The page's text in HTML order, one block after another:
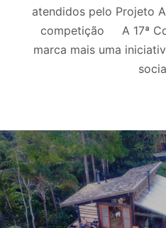
atendidos pelo Projeto
competição A 17ª
marca mais uma